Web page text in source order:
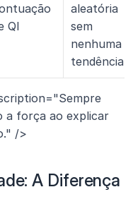
QI
aleatória
sem
nenhuma
tendência
a força ao explicar
/>
A Diferença